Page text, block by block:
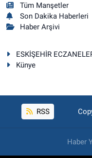
Tüm Manşetler
Son Dakika Haberleri
Haber Arşivi
ESKİŞEHİR
Künye
RSS
Haber